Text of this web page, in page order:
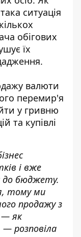
ситуація
обігових
їх
валюти
перемир'я
у гривню
та купівлі
і вже
до бюджету.
тому ми
продажу з
— як
розповіла